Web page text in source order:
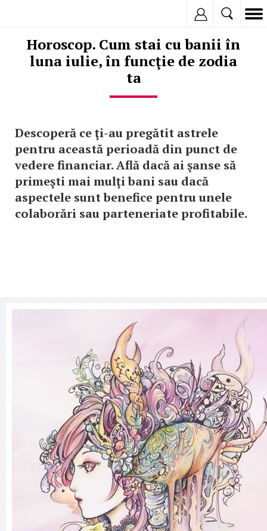
Horoscop. Cum stai cu banii în
luna iulie, în funcţie de zodia
ta
Descoperă ce ţi-au pregătit astrele
pentru această perioadă din punct de
vedere financiar. Află dacă ai şanse să
primeşti mai mulţi bani sau dacă
aspectele sunt benefice pentru unele
colaborări sau parteneriate profitabile.